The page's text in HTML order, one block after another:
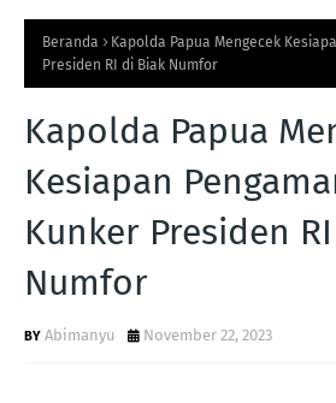
Beranda
Kapolda Papua Mengecek
Presiden RI di Biak Numfor
Kapolda Papua
Kesiapan
Kunker Presiden
Numfor
Abimanyu November 22, 2023